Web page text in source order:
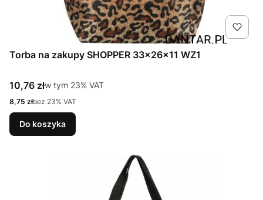
Torba na zakupy SHOPPER 33x26x11 WZ1
Cena brutto
10,76 złw tym %s VAT
w tym 23% VAT
Cena netto
8,75 złbez 23% VAT
Do koszyka